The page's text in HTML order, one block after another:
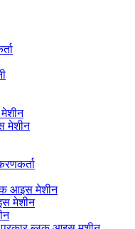
मेशीन
आइस मेशीन
मेशीन